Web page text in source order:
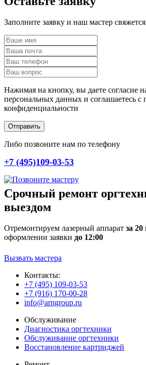
Заполните заявку и наш мастер
Нажимая на кнопку, вы даете согласие
персональных данных и соглашаетесь c
конфиденциальности
Отправить
Либо позвоните нам по телефону
+7 (495)109-03-53
Срочный ремонт
выездом
Отремонтируем лазерный аппарат за
оформлении заявки до 12:00
Вызвать мастера
Контакты:
+7 (495) 109-03-53
+7 (916) 170-00-28
info@arngroup.ru
Обслуживание
Диагностика оргтехники
Обслуживание оргтехники
Восстановление картриджей